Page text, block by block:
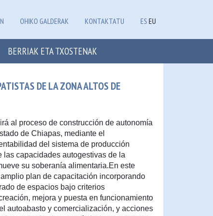
OHIKO GALDERAK KONTAKTATU ES EU
BERRIAK ETA TXOSTENAK
DE LA ZONA ALTOS DE
al proceso de construcción de autonomía
de Chiapas, mediante el
del sistema de producción
las capacidades autogestivas de la
su soberanía alimentaria.En este
plan de capacitación incorporando
de espacios bajo criterios
mejora y puesta en funcionamiento
autoabasto y comercialización, y acciones